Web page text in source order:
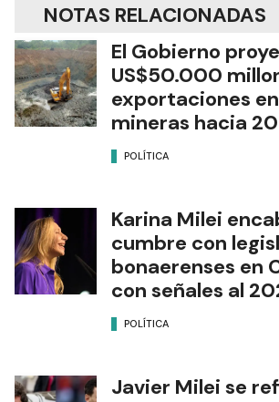
NOTAS RELACIONADAS
El Gobierno
US$50.000
exportaciones
mineras hacia
POLÍTICA
Karina Milei
cumbre con
bonaerenses en
con señales al
POLÍTICA
Javier Milei se